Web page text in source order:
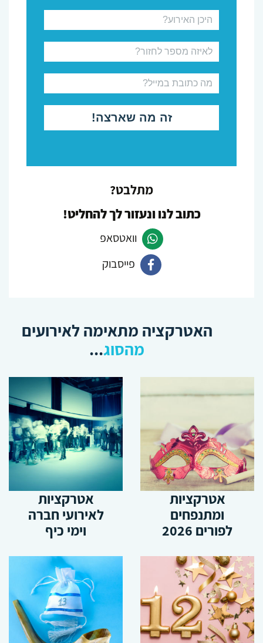
מתלבט?
כתוב לנו ונעזור לך להחליט!
פנה
וואטסאפ
Facebook
פייסבוק
האטרקציה מתאימה לאירועים
מהסוג...
אטרקציות
ומתנפחים
לפורים 2026
אטרקציות
לאירועי חברה
וימי כיף